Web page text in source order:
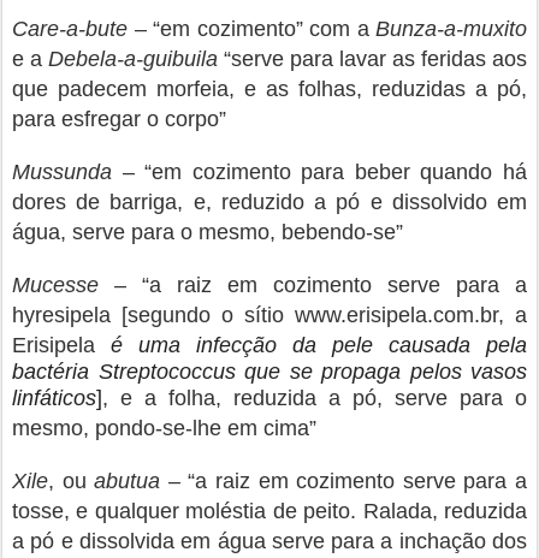
Care-a-bute – “em cozimento” com a Bunza-a-muxito
e a Debela-a-guibuila “serve para lavar as feridas aos
que padecem morfeia, e as folhas, reduzidas a pó,
para esfregar o corpo”
Mussunda – “em cozimento para beber quando há
dores de barriga, e, reduzido a pó e dissolvido em
água, serve para o mesmo, bebendo-se”
Mucesse – “a raiz em cozimento serve para a
hyresipela [segundo o sítio www.erisipela.com.br, a
Erisipela é uma infecção da pele causada pela
bactéria Streptococcus que se propaga pelos vasos
linfáticos], e a folha, reduzida a pó, serve para o
mesmo, pondo-se-lhe em cima”
Xile, ouabutua – “a raiz em cozimento serve para a
tosse, e qualquer moléstia de peito. Ralada, reduzida
a pó e dissolvida em água serve para a inchação dos